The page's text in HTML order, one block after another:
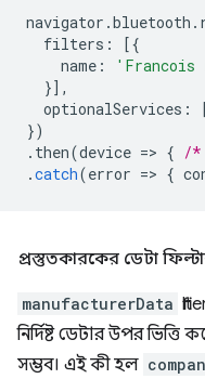
navigator .bluetooth .
filters :
[{
name :
'Francois
}],
optionalServices :
})
. then(device => { /
.catch(error => {
প্রস্তুতকারকের ডেটা
manufacturerData
নির্দিষ্ট ডেটার উপর
সম্ভব। এই কী হল